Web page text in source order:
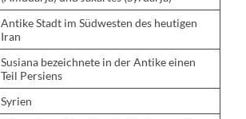
Antike Stadt im Südwesten des heutigen
Iran
Susiana bezeichnete in der Antike einen
Teil Persiens
Syrien